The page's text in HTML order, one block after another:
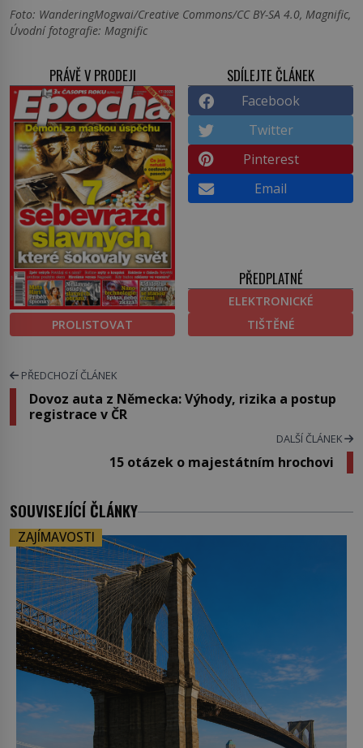
Foto: WanderingMogwai/Creative Commons/CC BY-SA 4.0, Magnific,
Úvodní fotografie: Magnific
PRÁVĚ V PRODEJI
PROLISTOVAT
SDÍLEJTE ČLÁNEK
Facebook
Twitter
Pinterest
Email
PŘEDPLATNÉ
ELEKTRONICKÉ
TIŠTĚNÉ
PŘEDCHOZÍ ČLÁNEK
Dovoz auta z Německa: Výhody, rizika a postup
registrace v ČR
DALŠÍ ČLÁNEK
15 otázek o majestátním hrochovi
SOUVISEJÍCÍ ČLÁNKY
ZAJÍMAVOSTI